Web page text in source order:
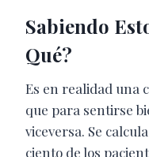
Sabiendo
Qué?
Es en realidad una
que para sentirse
viceversa. Se
ciento de los